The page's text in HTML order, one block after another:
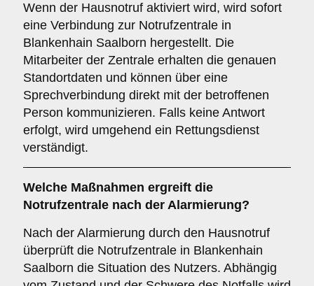
Wenn der Hausnotruf aktiviert wird, wird sofort
eine Verbindung zur Notrufzentrale in
Blankenhain Saalborn hergestellt. Die
Mitarbeiter der Zentrale erhalten die genauen
Standortdaten und können über eine
Sprechverbindung direkt mit der betroffenen
Person kommunizieren. Falls keine Antwort
erfolgt, wird umgehend ein Rettungsdienst
verständigt.
Welche Maßnahmen ergreift die
Notrufzentrale nach der Alarmierung?
Nach der Alarmierung durch den Hausnotruf
überprüft die Notrufzentrale in Blankenhain
Saalborn die Situation des Nutzers. Abhängig